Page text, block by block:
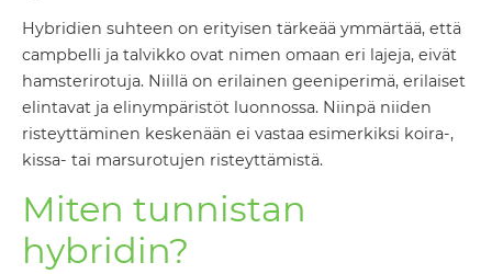
Hybridien suhteen on erityisen tärkeää ymmärtää, että
campbelli ja talvikko ovat nimen omaan eri lajeja, eivät
hamsterirotuja. Niillä on erilainen geeniperimä, erilaiset
elintavat ja elinympäristöt luonnossa. Niinpä niiden
risteyttäminen keskenään ei vastaa esimerkiksi koira-,
kissa- tai marsurotujen risteyttämistä.
Miten tunnistan
hybridin?